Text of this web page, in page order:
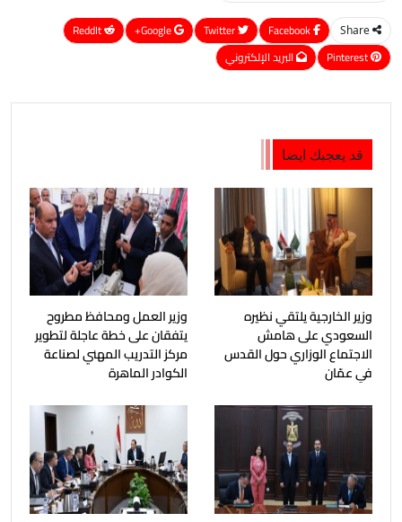
Share
Google+
ReddIt
Pinterest
البريد الإلكتروني
قد يعجبك ايضا
وزير الخارجية يلتقي نظيره
السعودي على هامش
الاجتماع الوزاري حول القدس
في عمّان
وزير العمل ومحافظ مطروح
يتفقان على خطة عاجلة لتطوير
مركز التدريب المهني لصناعة
الكوادر الماهرة